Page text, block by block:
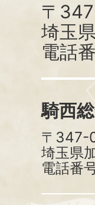
〒
埼玉
電話
騎西
〒347-
埼玉県
電話番